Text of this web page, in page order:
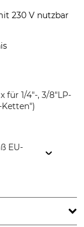
230 V nutzbar
für 1/4"-, 3/8"LP-
Ketten")
EU-